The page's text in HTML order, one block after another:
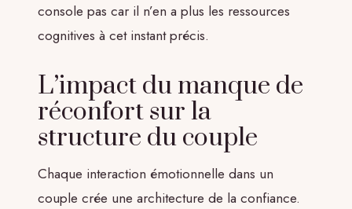
console pas car il n’en a plus les ressources
cognitives à cet instant précis.
L’impact du manque de
réconfort sur la
structure du couple
Chaque interaction émotionnelle dans un
couple crée une architecture de la confiance.